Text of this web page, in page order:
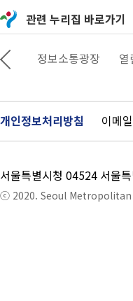
관련 누리집 바로가기
정보소통광장 열
개인정보처리방침 이메
서울특별시청 04524 서울
ⓒ 2020. Seoul